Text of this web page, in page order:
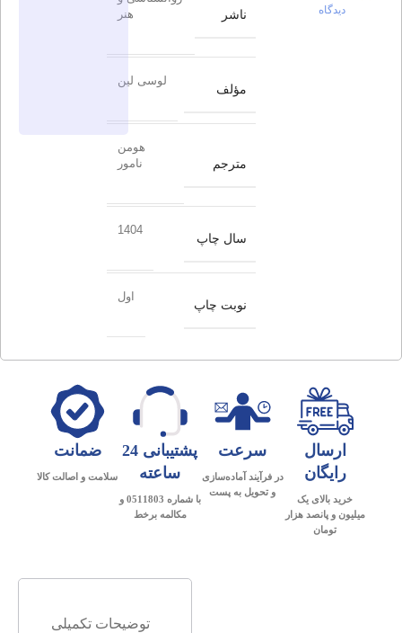
دیدگاه
ناشر
هنر
مؤلف
لوسی لین
مترجم
هومن
نامور
سال چاپ
1404
نوبت چاپ
اول
ارسال
رایگان
خرید بالای یک
میلیون و پانصد هزار
تومان
سرعت
در فرآیند آماده‌سازی
و تحویل به پست
پشتیبانی 24
ساعته
با شماره 0511803 و
مکالمه برخط
ضمانت
سلامت و اصالت کالا
توضیحات تکمیلی